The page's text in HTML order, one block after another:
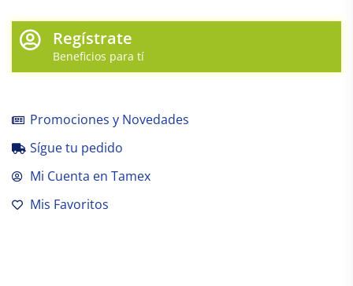
Regístrate
Beneficios para tí
Promociones y Novedades
Sígue tu pedido
Mi Cuenta en Tamex
Mis Favoritos